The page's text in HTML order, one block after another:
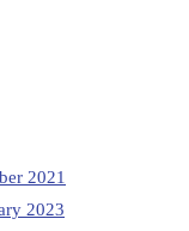
2021
2023